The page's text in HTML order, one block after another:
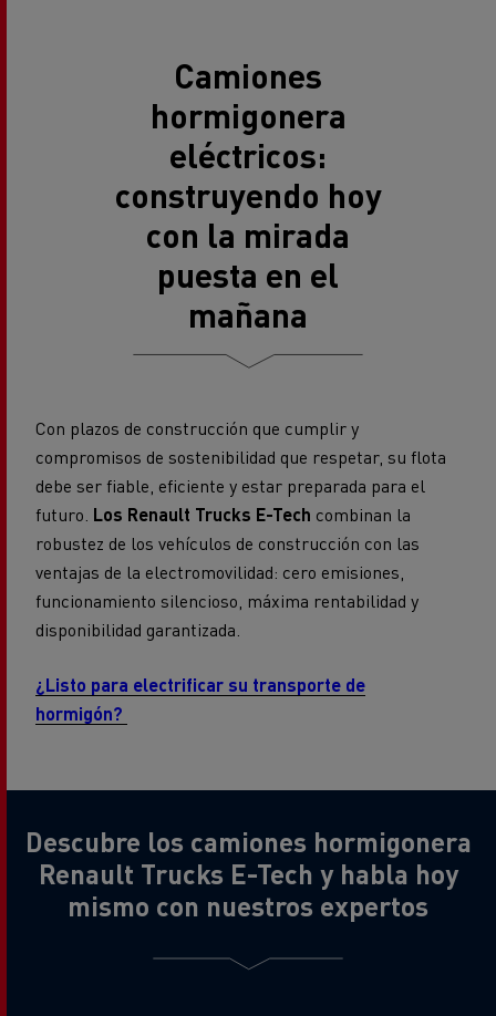
Camiones
hormigonera
eléctricos:
construyendo hoy
con la mirada
puesta en el
mañana
Con plazos de construcción que cumplir y
compromisos de sostenibilidad que respetar, su flota
debe ser fiable, eficiente y estar preparada para el
futuro. Los Renault Trucks E-Tech combinan la
robustez de los vehículos de construcción con las
ventajas de la electromovilidad: cero emisiones,
funcionamiento silencioso, máxima rentabilidad y
disponibilidad garantizada.
¿Listo para electrificar su transporte de
hormigón?
Descubre los camiones hormigonera
Renault Trucks E-Tech y habla hoy
mismo con nuestros expertos